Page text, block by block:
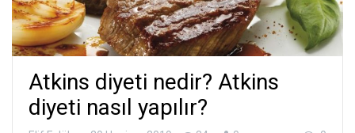
Atkins diyeti nedir? Atkins
diyeti nasıl yapılır?